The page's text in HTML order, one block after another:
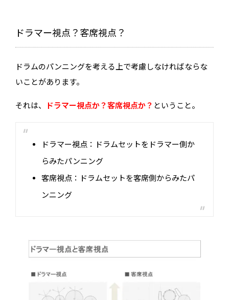
ドラマー視点？客席視点？
ドラムのパンニングを考える上で考慮しなければならな
いことがあります。
それは、 ドラマー視点か？客席視点か？ ということ。
ドラマー視点：ドラムセットをドラマー側か
らみたパンニング
客席視点：ドラムセットを客席側からみたパ
ンニング